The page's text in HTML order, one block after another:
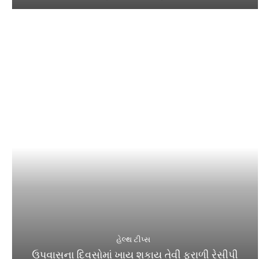
હેલ્થ ટીપ્સ
ઉપવાસના દિવસોમાં ખાય શકાય તેવી ફરાળી રેસીપી